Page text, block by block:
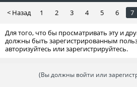
< Назад 1 2 3 4 5 6 7
Для того, что бы просматривать эту и
должны быть зарегистрированным
авторизуйтесь или зарегистрируйтесь.
(Вы должны войти или